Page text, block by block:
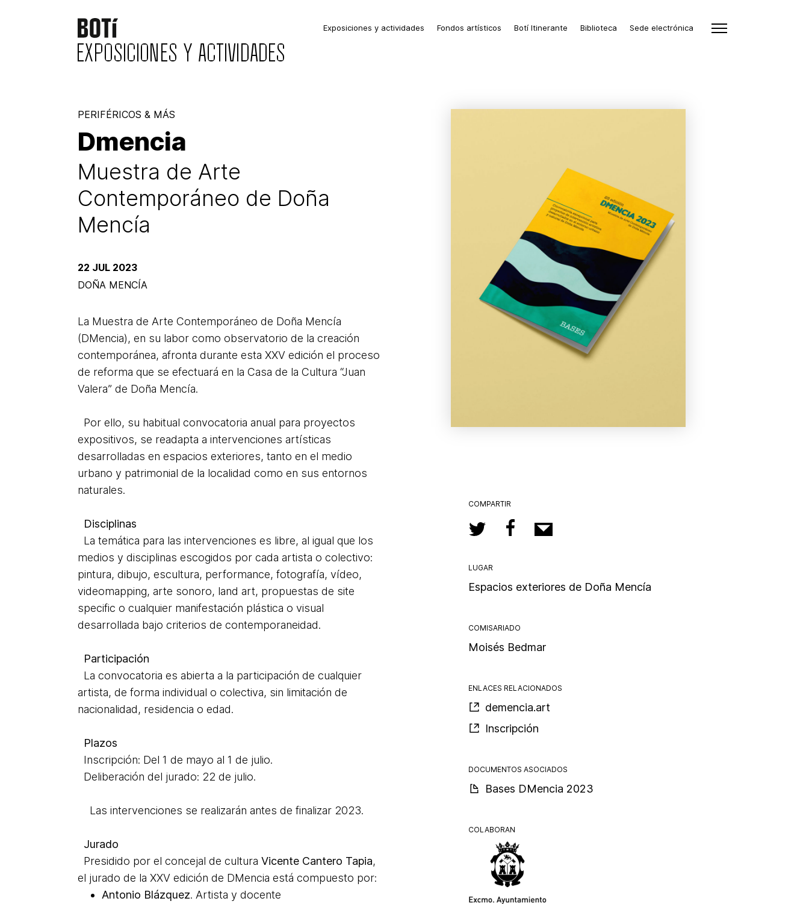
Exposiciones y actividades Fondos artísticos Botí Itinerante Biblioteca Sede electrónica
EXPOSICIONES Y ACTIVIDADES
PERIFÉRICOS & MÁS
Dmencia
Muestra de Arte
Contemporáneo de Doña
Mencía
22 JUL 2023
DOÑA MENCÍA
La Muestra de Arte Contemporáneo de Doña Mencía
(DMencia), en su labor como observatorio de la creación
contemporánea, afronta durante esta XXV edición el proceso
de reforma que se efectuará en la Casa de la Cultura “Juan
Valera” de Doña Mencía.
Por ello, su habitual convocatoria anual para proyectos
expositivos, se readapta a intervenciones artísticas
desarrolladas en espacios exteriores, tanto en el medio
urbano y patrimonial de la localidad como en sus entornos
naturales.
Disciplinas
La temática para las intervenciones es libre, al igual que los
medios y disciplinas escogidos por cada artista o colectivo:
pintura, dibujo, escultura, performance, fotografía, vídeo,
videomapping, arte sonoro, land art, propuestas de site
specific o cualquier manifestación plástica o visual
desarrollada bajo criterios de contemporaneidad.
Participación
La convocatoria es abierta a la participación de cualquier
artista, de forma individual o colectiva, sin limitación de
nacionalidad, residencia o edad.
Plazos
Inscripción: Del 1 de mayo al 1 de julio.
Deliberación del jurado: 22 de julio.
Las intervenciones se realizarán antes de finalizar 2023.
Jurado
Presidido por el concejal de cultura Vicente Cantero Tapia,
el jurado de la XXV edición de DMencia está compuesto por:
Antonio Blázquez. Artista y docente
COMPARTIR
LUGAR
Espacios exteriores de Doña Mencía
COMISARIADO
Moisés Bedmar
ENLACES RELACIONADOS
demencia.art
Inscripción
DOCUMENTOS ASOCIADOS
Bases DMencia 2023
COLABORAN